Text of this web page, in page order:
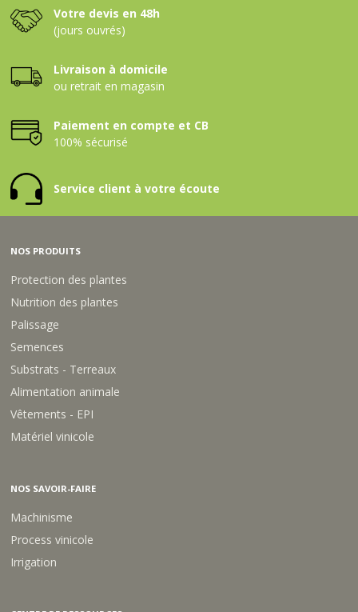
11-10-28+2MG+TE SAC25
11-05-14 CPX FLORANID
PLUS SPRING STARTER 3M
DERNIERS PRODUITS EN STOCK
17-05-05+2CAO+5MG
SIERRABLEN PLUS PEARL 3M
DERNIERS PRODUITS EN STOCK
10-05-15+2CAO+5MGO